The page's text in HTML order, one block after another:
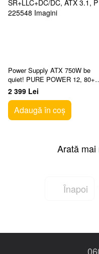
Power Supply ATX 750W be
quiet! PURE POWER 12, 80+
Gold, 120mm, Active PFC,
SR+LLC+DC/DC, ATX 3.1, P
2 399 Lei
Adaugă în coș
Arată mai
Înapoi